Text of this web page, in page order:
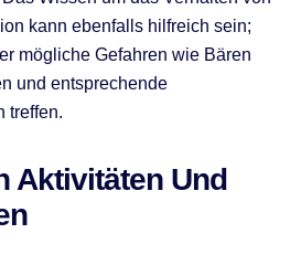
kann ebenfalls hilfreich sein;
mögliche Gefahren wie Bären
und entsprechende
treffen.
Aktivitäten Und